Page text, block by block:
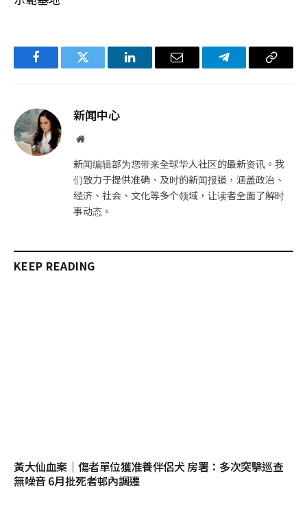
FacebookTwitter LinkedIn电
Telegram复
新闻中心
网
新闻编辑部为您带来全球华人社区的最新资讯。我
们致力于提供准确、及时的新闻报道，涵盖政治、
经济、社会、文化等多个领域，让读者全面了解时
事动态。
KEEP READING
黃大仙血案｜傷者單位獲准養伴侶犬 房署：多次突擊巡查
無噪音 6月批死者邨內調遷